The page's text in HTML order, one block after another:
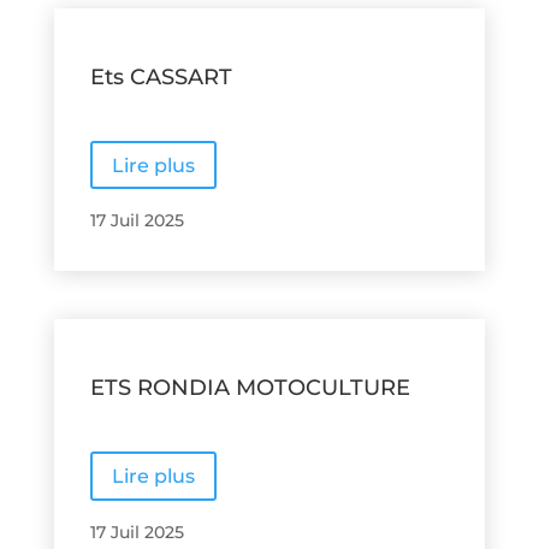
Ets CASSART
Lire plus
17 Juil 2025
ETS RONDIA MOTOCULTURE
Lire plus
17 Juil 2025